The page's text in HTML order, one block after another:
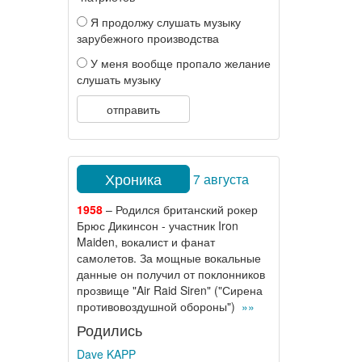
Я продолжу слушать музыку
зарубежного производства
У меня вообще пропало желание
слушать музыку
отправить
Хроника 7 августа
1958– Родился британский рокер
Брюс Дикинсон - участник Iron
Maiden, вокалист и фанат
самолетов. За мощные вокальные
данные он получил от поклонников
прозвище "Air Raid Siren" ("Сирена
противовоздушной обороны") »»
Родились
Dave KAPP